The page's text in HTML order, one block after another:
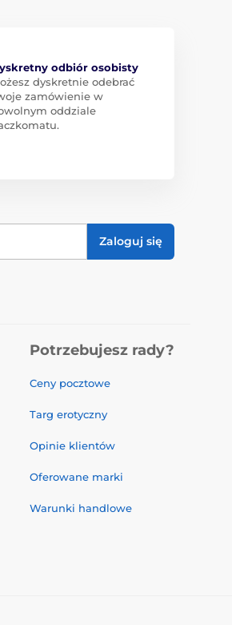
odbiór osobisty
dyskretnie odebrać
zamówienie w
oddziale
Zaloguj się
Potrzebujesz rady?
Ceny pocztowe
Targ erotyczny
Opinie klientów
Oferowane marki
Warunki handlowe